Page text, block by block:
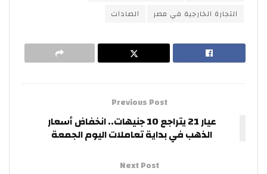
التجارة الخارجية في مصر
الصادات
Previous Post
عيار 21 يتراجع 10 جنيهات.. انخفاض أسعار
الذهب في بداية تعاملات اليوم الجمعة
Next Post